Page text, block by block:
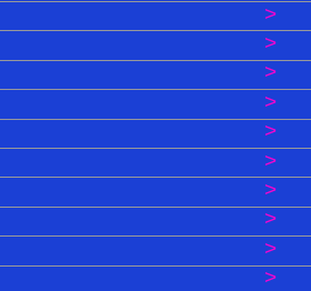
>
>
>
>
>
>
>
>
>
>